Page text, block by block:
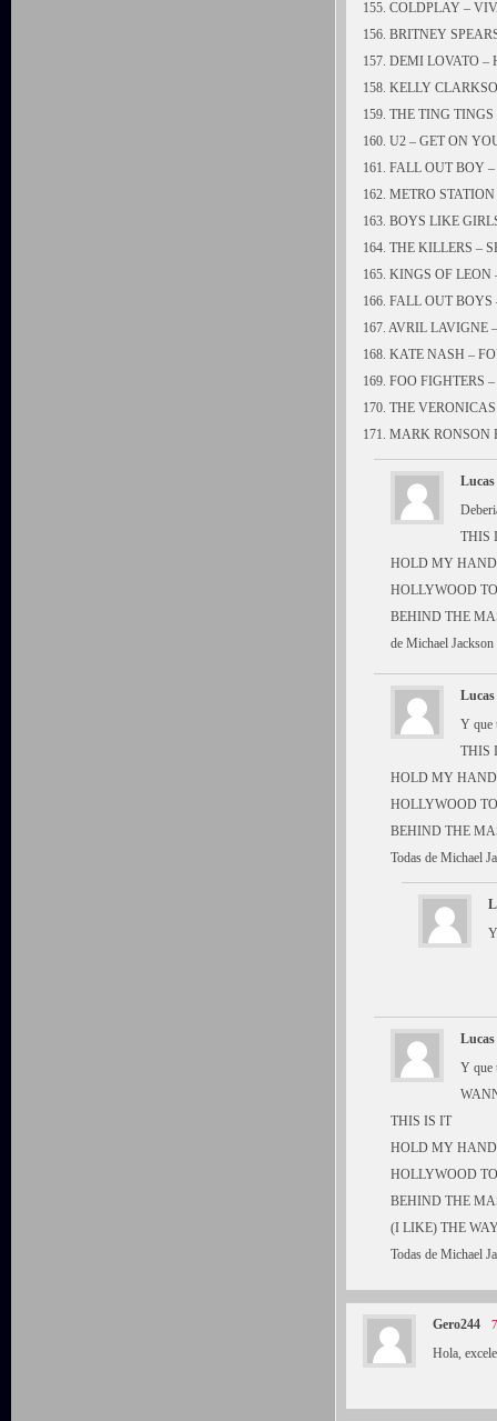
155. COLDPLAY –
156. BRITNEY
157. DEMI LOVATO –
158. KELLY
159. THE TING
160. U2 – GET ON
161. FALL OUT BOY
162. METRO
163. BOYS LIKE
164. THE KILLERS –
165. KINGS OF LEON
166. FALL OUT
167. AVRIL LAVIGNE
168. KATE NASH –
169. FOO FIGHTERS
170. THE
171. MARK RONSON
THIS
HOLD MY HAND
HOLLYWOOD
BEHIND THE
de Michael
Lucas
Y que
THIS
HOLD MY HAND
HOLLYWOOD
BEHIND THE
Todas de Michael
Y que
THIS IS IT
HOLD MY HAND
HOLLYWOOD
BEHIND THE
(I LIKE) THE
Todas de Michael
Gero244
Hola,